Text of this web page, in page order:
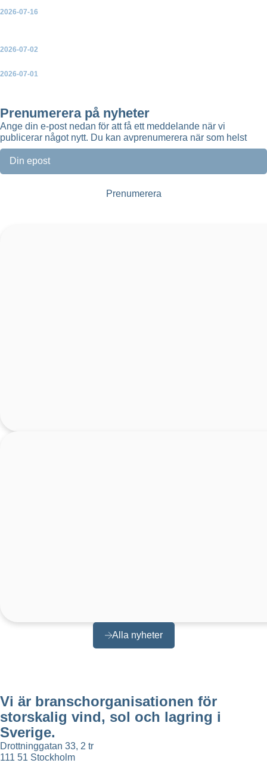
2026-07-16
2026-07-02
2026-07-01
Prenumerera på nyheter
Ange din e-post nedan för att få ett meddelande när vi
publicerar något nytt. Du kan avprenumerera när som helst
Alla nyheter
Vi är branschorganisationen för
storskalig vind, sol och lagring i
Sverige.
Drottninggatan 33, 2 tr
111 51 Stockholm